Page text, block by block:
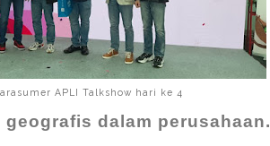
APLI Talkshow hari ke 4
dalam perusahaan.